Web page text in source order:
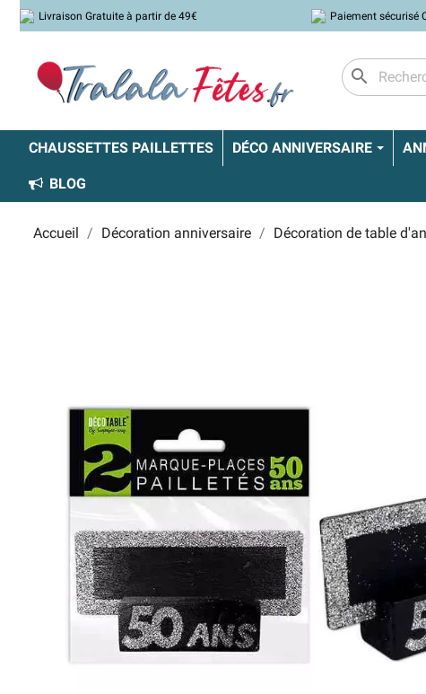
Livraison Gratuite à partir de 49€ Paiement sécurisé
search
CHAUSSETTES PAILLETTES DÉCO ANNIVERSAIRE
BLOG
Accueil Décoration anniversaire Décoration de table